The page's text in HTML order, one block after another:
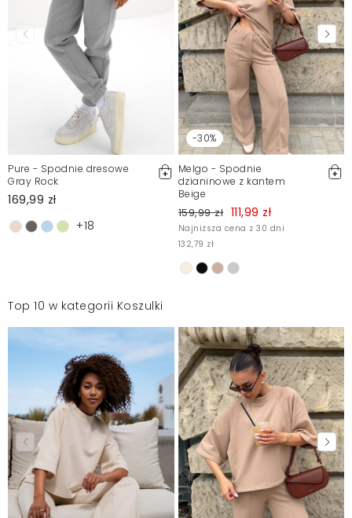
Pure - Spodnie dresowe
Gray Rock
169,99 zł
+18
-30%
Melgo - Spodnie
dzianinowe z kantem
Beige
159,99 zł 111,99 zł
Najniższa cena z 30 dni
132,79 zł
Top 10 w kategorii Koszulki